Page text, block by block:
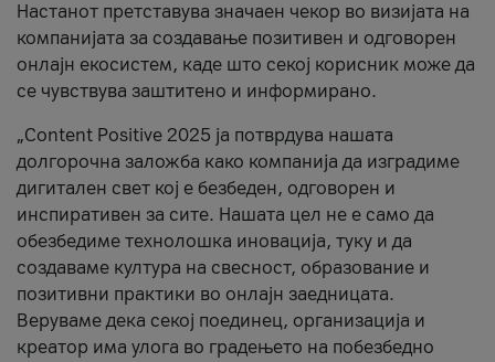
Настанот претставува значаен чекор во визијата на
компанијата за создавање позитивен и одговорен
онлајн екосистем, каде што секој корисник може да
се чувствува заштитено и информирано.
„Content Positive 2025 ја потврдува нашата
долгорочна заложба како компанија да изградиме
дигитален свет кој е безбеден, одговорен и
инспиративен за сите. Нашата цел не е само да
обезбедиме технолошка иновација, туку и да
создаваме култура на свесност, образование и
позитивни практики во онлајн заедницата.
Веруваме дека секој поединец, организација и
креатор има улога во градењето на побезбедно